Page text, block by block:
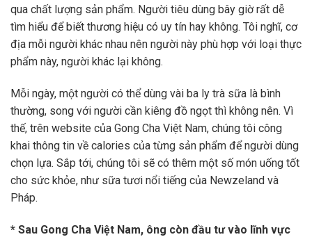
qua chất lượng sản phẩm. Người tiêu dùng bây giờ rất dễ
tìm hiểu để biết thương hiệu có uy tín hay không. Tôi nghĩ, cơ
địa mỗi người khác nhau nên người này phù hợp với loại thực
phẩm này, người khác lại không.
Mỗi ngày, một người có thể dùng vài ba ly trà sữa là bình
thường, song với người cần kiêng đồ ngọt thì không nên. Vì
thế, trên website của Gong Cha Việt Nam, chúng tôi công
khai thông tin về calories của từng sản phẩm để người dùng
chọn lựa. Sắp tới, chúng tôi sẽ có thêm một số món uống tốt
cho sức khỏe, như sữa tươi nổi tiếng của Newzeland và
Pháp.
* Sau Gong Cha Việt Nam, ông còn đầu tư vào lĩnh vực